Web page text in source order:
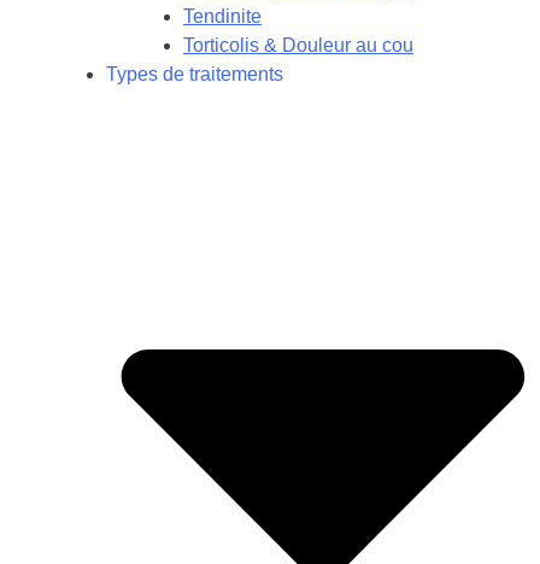
Tendinite
Torticolis & Douleur au cou
Types de traitements